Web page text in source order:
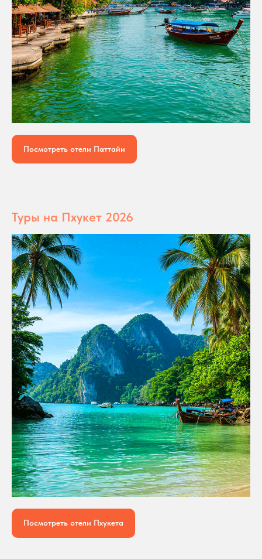
Посмотреть отели Паттайи
Туры на Пхукет 2026
Посмотреть отели Пхукета